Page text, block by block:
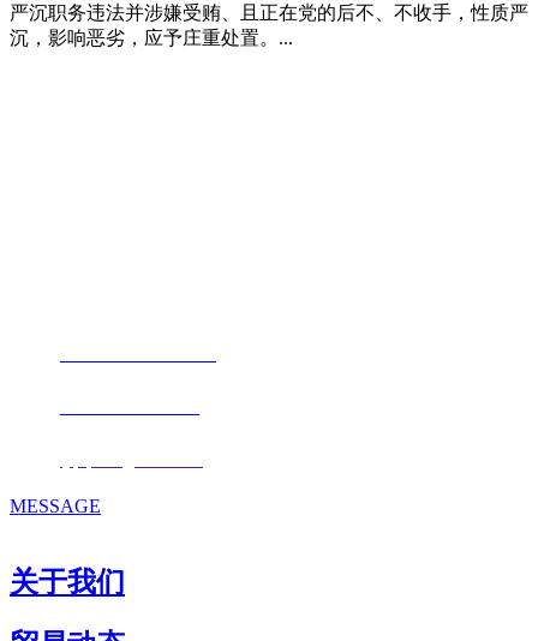
严沉职务违法并涉嫌受贿、且正在党的后不、不收手，性质严
沉，影响恶劣，应予庄重处置。...
MESSAGE
关于我们